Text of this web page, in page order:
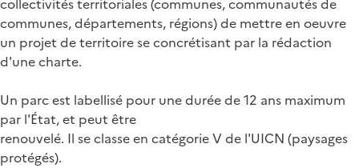
communes, départements, régions) de mettre en oeuvre
un projet de territoire se concrétisant par la rédaction
d'une charte.
Un parc est labellisé pour une durée de 12 ans maximum
par l'État, et peut être
renouvelé. Il se classe en catégorie V de l'UICN (paysages
protégés).